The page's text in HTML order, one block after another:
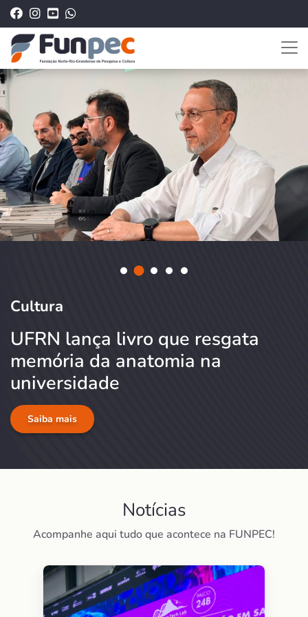
Cultura
UFRN lança livro que resgata
memória da anatomia na
universidade
Saiba mais
Notícias
Acompanhe aqui tudo que acontece na FUNPEC!